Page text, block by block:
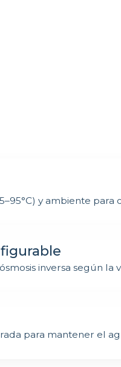
y ambiente para
inversa según la
para mantener el